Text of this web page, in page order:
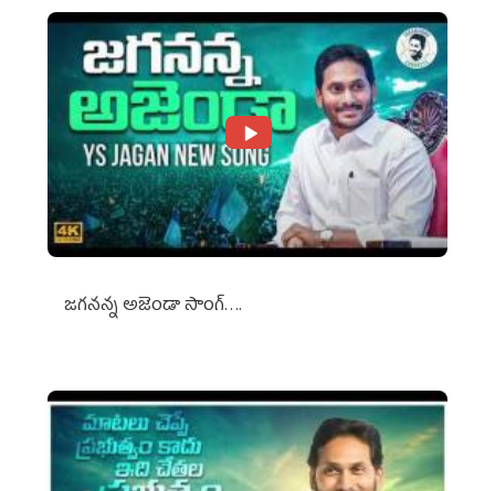
జగనన్న అజెండా సాంగ్….